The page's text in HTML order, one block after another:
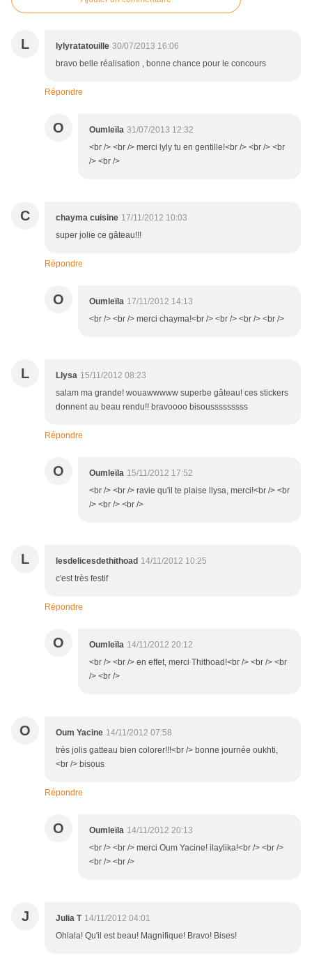
L lylyratatouille 30/07/2013 16:06
bravo belle réalisation , bonne chance pour le concours
Répondre
O Oumleïla 31/07/2013 12:32
<br /> <br /> merci lyly tu en gentille!<br /> <br /> <br
/> <br />
C chayma cuisine 17/11/2012 10:03
super jolie ce gâteau!!!
Répondre
O Oumleïla 17/11/2012 14:13
<br /> <br /> merci chayma!<br /> <br /> <br /> <br />
L Llysa 15/11/2012 08:23
salam ma grande! wouawwwww superbe gâteau! ces stickers
donnent au beau rendu!! bravoooo bisousssssssss
Répondre
O Oumleïla 15/11/2012 17:52
<br /> <br /> ravie qu'il te plaise llysa, merci!<br /> <br
/> <br /> <br />
L lesdelicesdethithoad 14/11/2012 10:25
c'est très festif
Répondre
O Oumleïla 14/11/2012 20:12
<br /> <br /> en effet, merci Thithoad!<br /> <br /> <br
/> <br />
O Oum Yacine 14/11/2012 07:58
très jolis gatteau bien colorer!!!<br /> bonne journée oukhti,
<br /> bisous
Répondre
O Oumleïla 14/11/2012 20:13
<br /> <br /> merci Oum Yacine! ilaylika!<br /> <br />
<br /> <br />
J Julia T 14/11/2012 04:01
Ohlala! Qu'il est beau! Magnifique! Bravo! Bises!